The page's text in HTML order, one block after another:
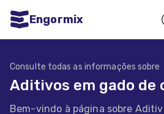
Engormix
Micotoxinas
Consulte todas as informações sobre
Aditivos em gado de
Bem-vindo à página sobre